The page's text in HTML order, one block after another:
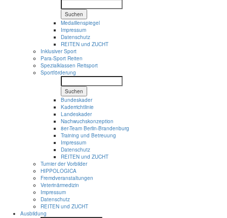
Suchen
Medaillenspiegel
Impressum
Datenschutz
REITEN und ZUCHT
Inklusiver Sport
Para-Sport Reiten
Spezialklassen Reitsport
Sportförderung
Suchen
Bundeskader
Kaderrichtlinie
Landeskader
Nachwuchskonzeption
8er-Team Berlin-Brandenburg
Training und Betreuung
Impressum
Datenschutz
REITEN und ZUCHT
Turnier der Vorbilder
HIPPOLOGICA
Fremdveranstaltungen
Veterinärmedizin
Impressum
Datenschutz
REITEN und ZUCHT
Ausbildung